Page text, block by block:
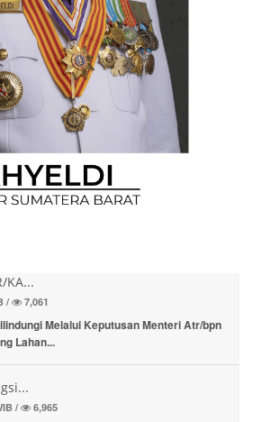
KA...
/ 7,061
Melalui Keputusan Menteri Atr/bpn
Lahan...
/ 6,965